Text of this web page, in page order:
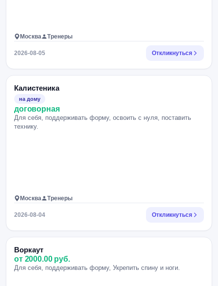
Москва Тренеры
2026-08-05 Откликнуться
Калистеника
на дому
договорная
Для себя, поддерживать форму, освоить с нуля, поставить
технику.
Москва Тренеры
2026-08-04 Откликнуться
Воркаут
от 2000.00 руб.
Для себя, поддерживать форму, Укрепить спину и ноги.